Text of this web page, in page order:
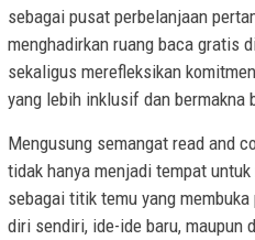
sebagai pusat perbelanjaan
menghadirkan ruang baca gratis
sekaligus merefleksikan
yang lebih inklusif dan bermakna
Mengusung semangat read and
tidak hanya menjadi tempat
sebagai titik temu yang
diri sendiri, ide-ide baru, maupun